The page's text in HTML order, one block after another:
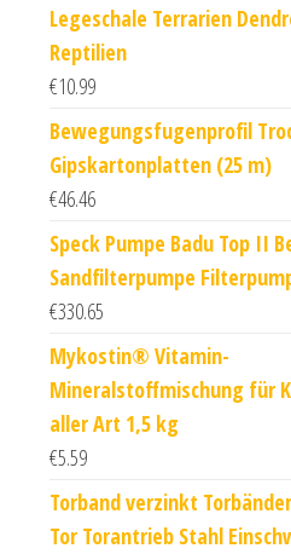
Legeschale Terrarien
Reptilien
€10.99
Bewegungsfugenprofil
Gipskartonplatten (25 m)
€46.46
Speck Pumpe Badu Top II
Sandfilterpumpe
€330.65
Mykostin® Vitamin-
Mineralstoffmischung für
aller Art 1,5 kg
€5.59
Torband verzinkt
Tor Torantrieb Stahl